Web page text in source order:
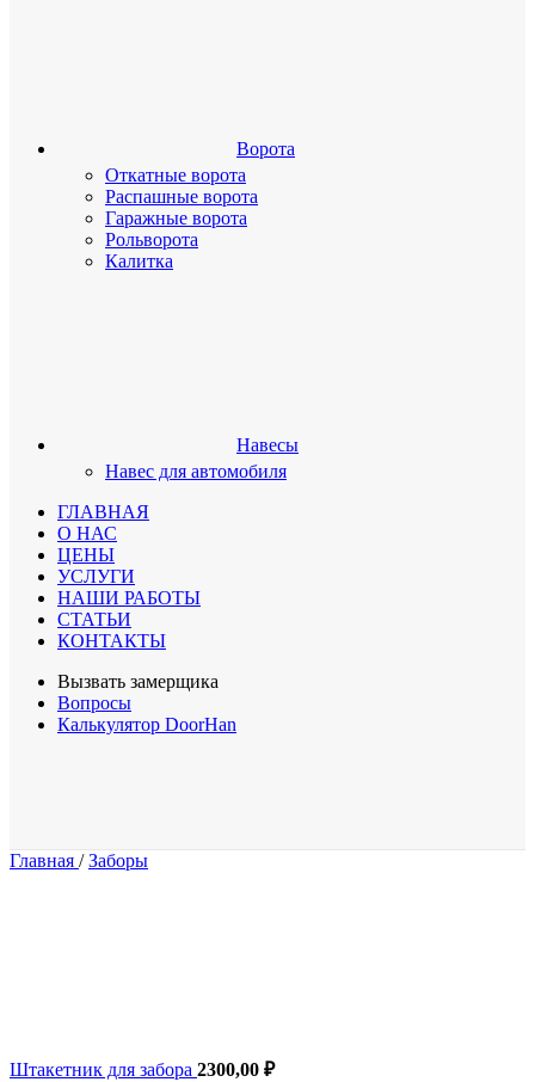
Ворота
Откатные ворота
Распашные ворота
Гаражные ворота
Рольворота
Калитка
Навесы
Навес для автомобиля
ГЛАВНАЯ
О НАС
ЦEНЫ
УСЛУГИ
НАШИ РАБОТЫ
СТАТЬИ
КОНТАКТЫ
Вызвать замерщика
Вопросы
Калькулятор DoorHan
Главная / Заборы
Штакетник для забора 2300,00 ₽